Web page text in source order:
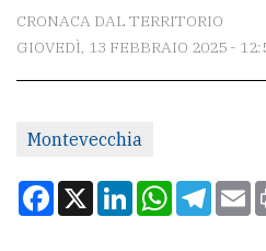
CONTATTI
Scrivici
Per
la
CRONACA DAL TERRITORIO
GIOVEDÌ, 13 FEBBRAIO 2025 -
Montevecchia
Facebook
X LinkedInWhatsApp